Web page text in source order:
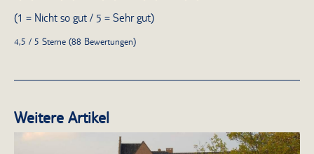
(1 = Nicht so gut / 5 = Sehr gut)
4,5 / 5 Sterne (88 Bewertungen)
Weitere Artikel